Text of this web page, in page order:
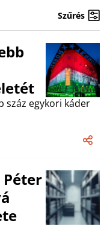
Szűrés
száz egykori káder